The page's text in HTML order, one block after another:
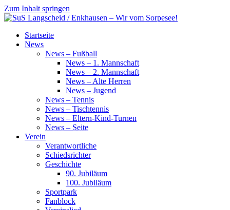
Zum Inhalt springen
SuS
Langscheid
Startseite
News
News – Fußball
News – 1. Mannschaft
News – 2. Mannschaft
News – Alte Herren
News – Jugend
News – Tennis
News – Tischtennis
News – Eltern-Kind-Turnen
News – Seite
Verein
Verantwortliche
Schiedsrichter
Geschichte
90. Jubiläum
100. Jubiläum
Sportpark
Fanblock